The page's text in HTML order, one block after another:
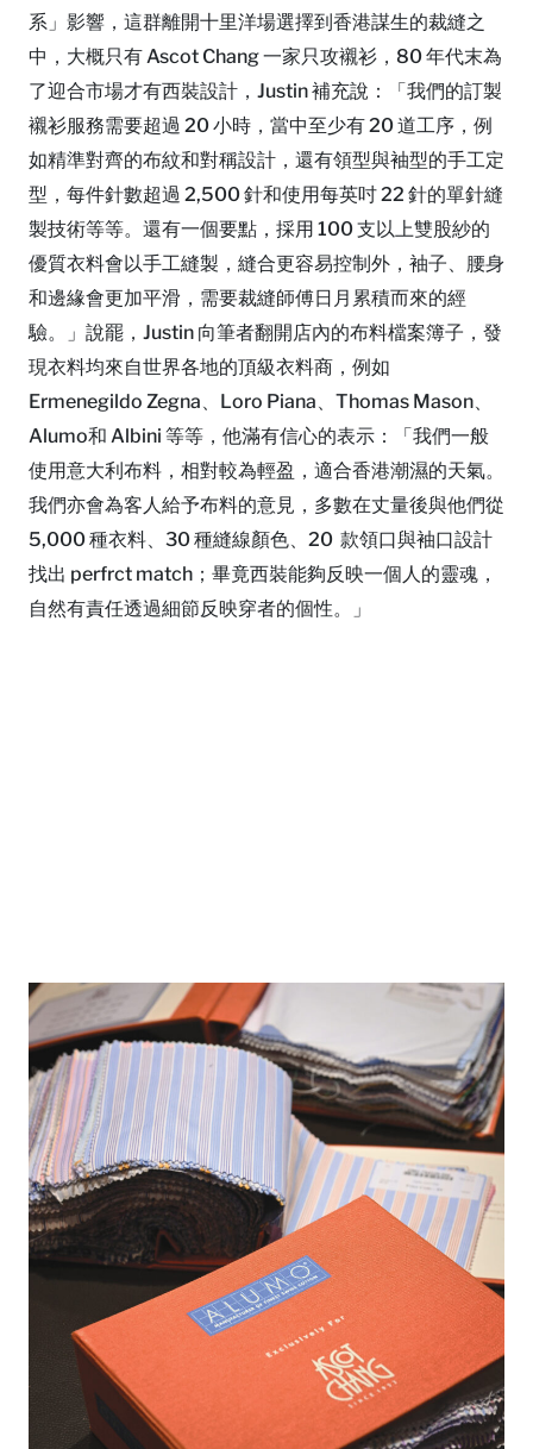
系」影響，這群離開十里洋場選擇到香港謀生的裁縫之
中，大概只有 Ascot Chang 一家只攻襯衫，80 年代末為
了迎合市場才有西裝設計，Justin 補充說：「我們的訂製
襯衫服務需要超過 20 小時，當中至少有 20 道工序，例
如精準對齊的布紋和對稱設計，還有領型與袖型的手工定
型，每件針數超過 2,500 針和使用每英吋 22 針的單針縫
製技術等等。還有一個要點，採用 100 支以上雙股紗的
優質衣料會以手工縫製，縫合更容易控制外，袖子、腰身
和邊緣會更加平滑，需要裁縫師傅日月累積而來的經
驗。」說罷，Justin 向筆者翻開店內的布料檔案簿子，發
現衣料均來自世界各地的頂級衣料商，例如
Ermenegildo Zegna、Loro Piana、Thomas Mason、
Alumo和 Albini 等等，他滿有信心的表示：「我們一般
使用意大利布料，相對較為輕盈，適合香港潮濕的天氣。
我們亦會為客人給予布料的意見，多數在丈量後與他們從
5,000 種衣料、30 種縫線顏色、20 款領口與袖口設計
找出 perfrct match；畢竟西裝能夠反映一個人的靈魂，
自然有責任透過細節反映穿者的個性。」